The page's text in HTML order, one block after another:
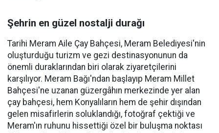
Şehrin en güzel nostalji durağı
Tarihi Meram Aile Çay Bahçesi, Meram Belediyesi'nin
oluşturduğu turizm ve gezi destinasyonunun da
önemli duraklarından biri olarak ziyaretçilerini
karşılıyor. Meram Bağı'ndan başlayıp Meram Millet
Bahçesi'ne uzanan güzergâhın merkezinde yer alan
çay bahçesi, hem Konyalıların hem de şehir dışından
gelen misafirlerin soluklandığı, fotoğraf çektiği ve
Meram'ın ruhunu hissettiği özel bir buluşma noktası